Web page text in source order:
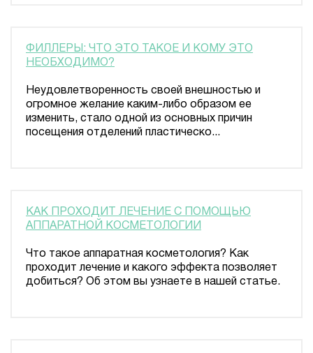
ФИЛЛЕРЫ: ЧТО ЭТО ТАКОЕ И КОМУ ЭТО
НЕОБХОДИМО?
Неудовлетворенность своей внешностью и
огромное желание каким-либо образом ее
изменить, стало одной из основных причин
посещения отделений пластическо...
КАК ПРОХОДИТ ЛЕЧЕНИЕ С ПОМОЩЬЮ
АППАРАТНОЙ КОСМЕТОЛОГИИ
Что такое аппаратная косметология? Как
проходит лечение и какого эффекта позволяет
добиться? Об этом вы узнаете в нашей статье.